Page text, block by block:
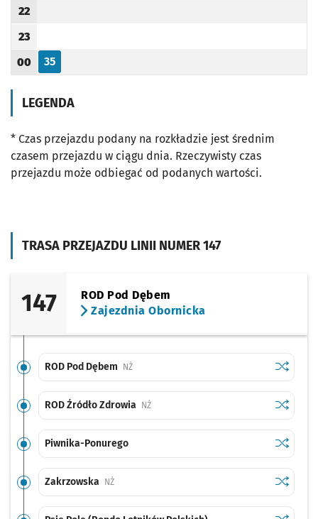
TRASA PRZEJAZDU LINII NUMER 147
147
ROD Pod Dębem
Zajezdnia Obornicka
ROD Pod Dębem NŻPrzystanek na życzenie Sprawdź
ROD Pod
ROD Źródło Zdrowia NŻPrzystanek na życzenie Sprawdź
ROD
Piwnika-Ponurego Sprawdź
Piwnika-
Zakrzowska NŻPrzystanek na życzenie Sprawdź
Godzina odjazdu
22
Godzina odjazdu
23
Godzina odjazdu
00
Odjazd
35
minut po godzinie 00
LEGENDA
* Czas przejazdu podany na rozkładzie jest średnim
czasem przejazdu w ciągu dnia. Rzeczywisty czas
przejazdu może odbiegać od podanych wartości.